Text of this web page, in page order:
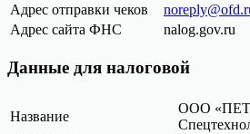
Адрес отправки чеков
Адрес сайта ФНС
nalog.gov.ru
Данные для налоговой
Название
ООО